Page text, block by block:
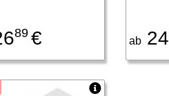
89 € ab24